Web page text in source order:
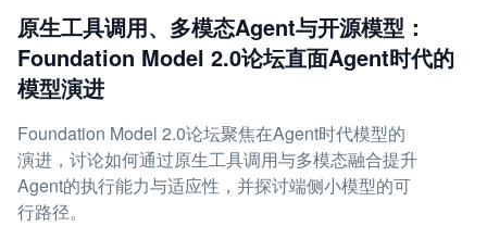
原生工具调用、多模态Agent与开源模型：
Foundation Model 2.0论坛直面Agent时代的
模型演进
Foundation Model 2.0论坛聚焦在Agent时代模型的
演进，讨论如何通过原生工具调用与多模态融合提升
Agent的执行能力与适应性，并探讨端侧小模型的可
行路径。